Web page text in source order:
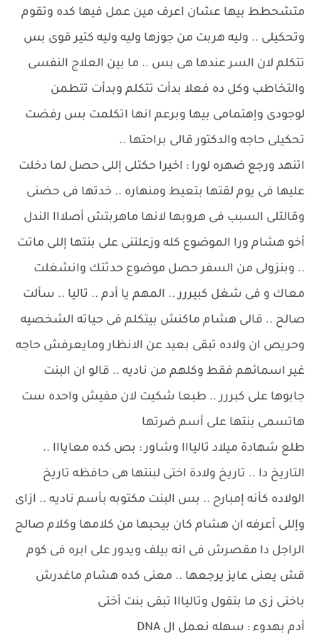
متشحطط بيها عشان اعرف مين عمل فيها كده وتقوم
وتحكيلى .. وليه هربت من جوزها وليه وليه كتير قوى بس
تتكلم لان السر عندها هى بس .. ما بين العلاج النفسى
والتخاطب وكل ده فعلا بدأت تتكلم وبدأت تتطمن
لوجودى وإهتمامى بيها وبرعم انها اتكلمت بس رفضت
تحكيلى حاجه والدكتور قالى براحتها ..
اتنهد ورجع ضهره لورا : اخيرا حكتلى إللى حصل لما دخلت
عليها فى يوم لقتها بتعيط ومنهاره .. خدتها فى حضنى
وقالتلى السبب فى هروبها لانها ماهربتش أصلااا الندل
أخو هشام ورا الموضوع كله وزعلتنى على بنتها إللى ماتت
.. وبنزولى من السفر حصل موضوع حدثتك وانشغلت
معاك و فى شغل كبيررر .. المهم يا أدم .. تاليا .. سألت
صالح .. قالى هشام ماكنش بيتكلم فى حياته الشخصيه
وحريص ان ولاده تبقى بعيد عن الانظار ومايعرفش حاجه
غير اسمائهم فقط وكلهم من ناديه .. قالو ان البنت
جابوها على كبررر .. طبعا شكيت لان مفيش واحده ست
هاتسمى بنتها على أسم ضرتها
طلع شهادة ميلاد تاليااا وشاور : بص كده معايااا ..
التاريخ دا .. تاريخ ولادة اختى لبنتها هى حافظه تاريخ
الولاده كأنه إمبارح .. بس البنت مكتوبه بأسم ناديه .. ازاى
وإللى أعرفه ان هشام كان بيحبها من كلامها وكلام صالح
الراجل دا مقصرش فى انه بيلف ويدور على ابره فى كوم
قش يعنى عايز يرجعها .. معنى كده هشام ماغدرش
باختى زى ما بتقول وتاليااا تبقى بنت أختى
أدم بهدوء : سهله نعمل ال DNA